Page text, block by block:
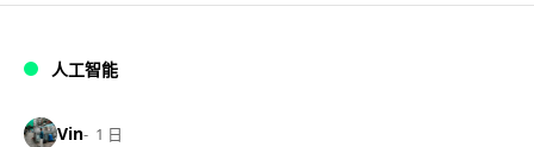
人工智能
Vin 1 日